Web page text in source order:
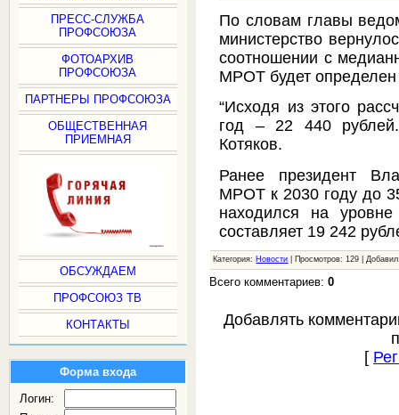
ПРЕСС-СЛУЖБА
ПРОФСОЮЗА
ФОТОАРХИВ
ПРОФСОЮЗА
ПАРТНЕРЫ ПРОФСОЮЗА
ОБЩЕСТВЕННАЯ
ПРИЕМНАЯ
ОБСУЖДАЕМ
ПРОФСОЮЗ ТВ
КОНТАКТЫ
Форма входа
Логин:
По словам главы
министерство
соотношении с
МРОТ будет определен
“Исходя из этого
год – 22 440
Котяков.
Ранее президент
МРОТ к 2030 году до
находился на
составляет 19 242
Категория: Новости | Просмотров: 129 |
Всего комментариев:0
Добавлять
[